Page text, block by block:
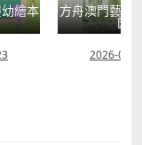
繪本 方舟澳門藝術
匯
2026-08-